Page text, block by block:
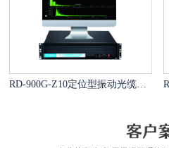
RD-900G-Z10定位型振动光缆报警系统